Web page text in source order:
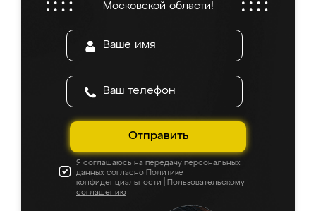
Московской области!
Отправить
Я соглашаюсь на передачу персональных
данных согласно Политике
конфиденциальности
Пользовательскому
соглашению